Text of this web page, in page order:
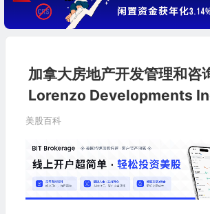
加拿大房地产开发管理和咨
Lorenzo Developments
美股百科